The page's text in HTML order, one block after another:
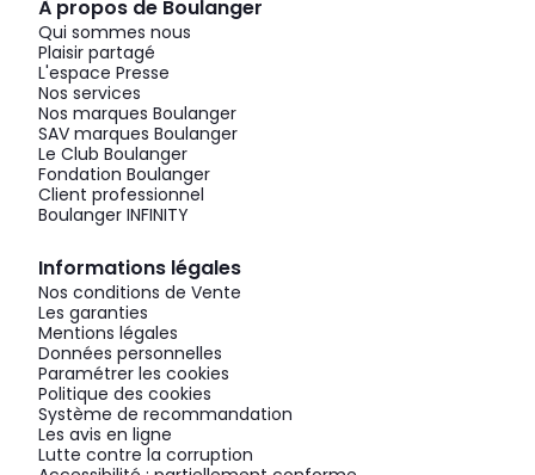
À propos de Boulanger
Qui sommes nous
Plaisir partagé
L'espace Presse
Nos services
Nos marques Boulanger
SAV marques Boulanger
Le Club Boulanger
Fondation Boulanger
Client professionnel
Boulanger INFINITY
Informations légales
Nos conditions de Vente
Les garanties
Mentions légales
Données personnelles
Paramétrer les cookies
Politique des cookies
Système de recommandation
Les avis en ligne
Lutte contre la corruption